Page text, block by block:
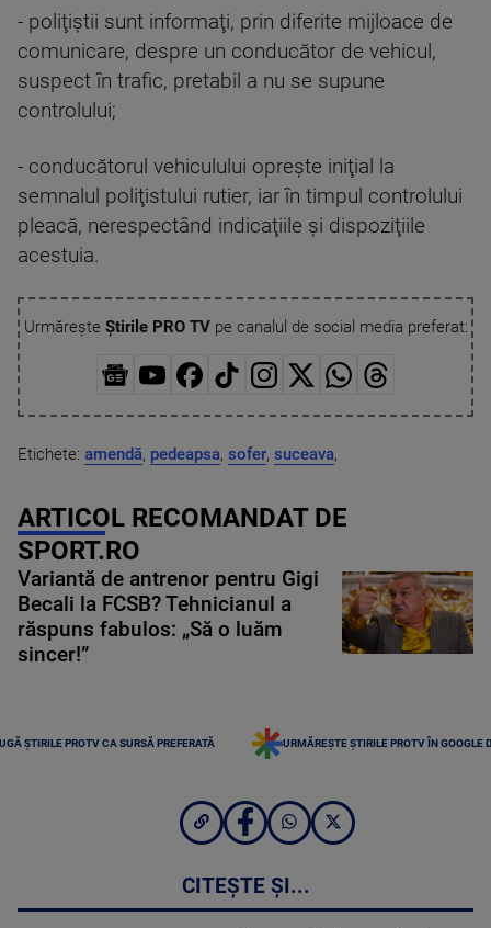
- poliţiştii sunt informaţi, prin diferite mijloace de
comunicare, despre un conducător de vehicul,
suspect în trafic, pretabil a nu se supune
controlului;
- conducătorul vehiculului opreşte iniţial la
semnalul poliţistului rutier, iar în timpul controlului
pleacă, nerespectând indicaţiile şi dispoziţiile
acestuia.
Urmărește Știrile PRO TVpe canalul de social media preferat:
Etichete: amendă, pedeapsa, sofer, suceava,
ARTICOL RECOMANDAT DE
SPORT.RO
Variantă de antrenor pentru Gigi
Becali la FCSB? Tehnicianul a
răspuns fabulos: „Să o luăm
sincer!”
ȘTIRILE PROTV CA SURSĂ PREFERATĂ URMĂREȘTE ȘTIRILE PROTV ÎN GOOGLE
CITEȘTE ȘI...